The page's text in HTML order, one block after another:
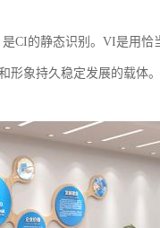
CI的静态识别。VI是用恰
形象持久稳定发展的载体